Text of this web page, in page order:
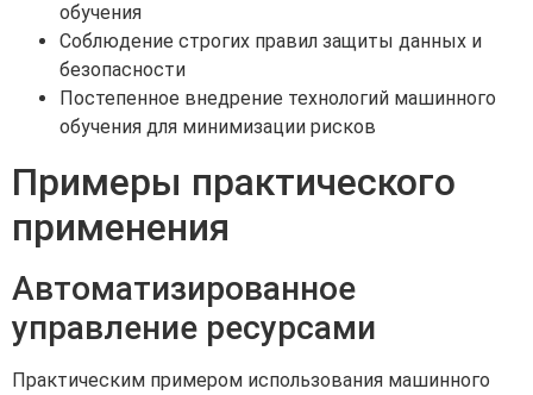
обучения
Соблюдение строгих правил защиты данных и
безопасности
Постепенное внедрение технологий машинного
обучения для минимизации рисков
Примеры практического
применения
Автоматизированное
управление ресурсами
Практическим примером использования машинного